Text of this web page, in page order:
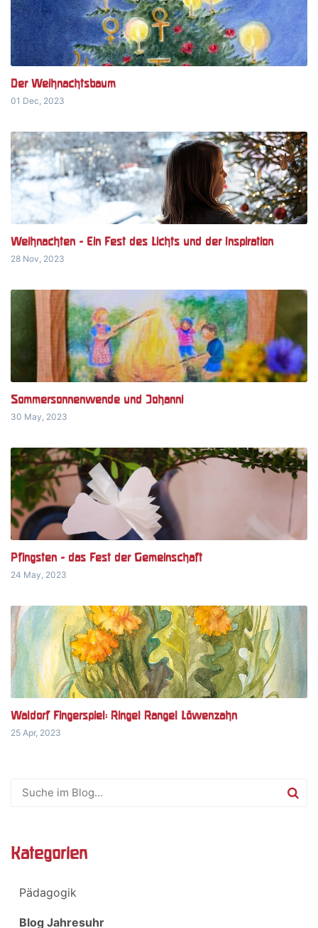
Der Weihnachtsbaum
01 Dec, 2023
Weihnachten - Ein Fest des Lichts und der Inspiration
28 Nov, 2023
Sommersonnenwende und Johanni
30 May, 2023
Pfingsten - das Fest der Gemeinschaft
24 May, 2023
Waldorf Fingerspiel: Ringel Rangel Löwenzahn
25 Apr, 2023
Kategorien
Pädagogik
Blog Jahresuhr